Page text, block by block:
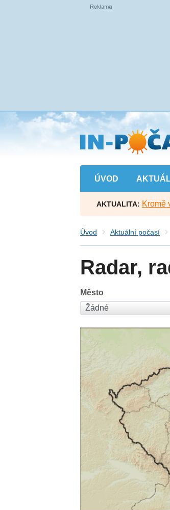
Přejít
na
hlavní
obsah
ÚVOD
AKTUALITA: Kromě
Úvod Aktuální počasí
Radar,
Město